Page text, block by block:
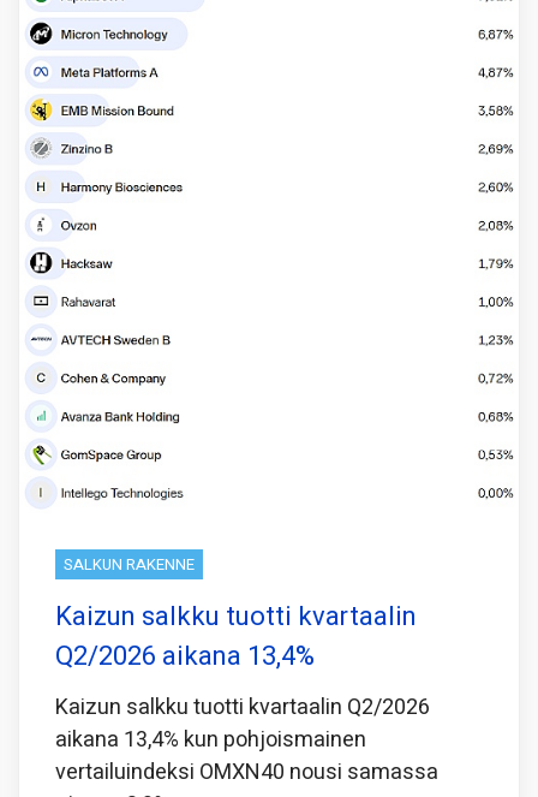
SALKUN RAKENNE
Kaizun salkku tuotti kvartaalin
Q2/2026 aikana 13,4%
Kaizun salkku tuotti kvartaalin Q2/2026
aikana 13,4% kun pohjoismainen
vertailuindeksi OMXN40 nousi samassa